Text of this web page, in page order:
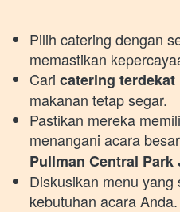
Pilih catering dengan
memastikan
Cari catering terdekat
makanan tetap segar.
Pastikan mereka
menangani acara
Pullman Central Park
Diskusikan menu
kebutuhan acara Anda.